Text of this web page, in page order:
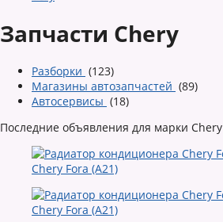
Запчасти Chery
Разборки (123)
Магазины автозапчастей (89)
Автосервисы (18)
Последние объявления для марки Chery